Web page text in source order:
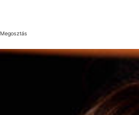
Megosztás